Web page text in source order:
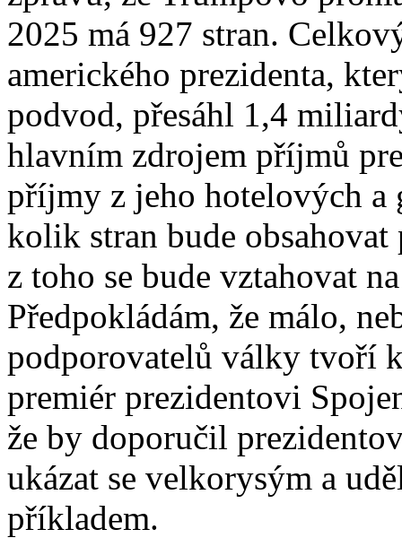
2025 má 927 stran.
amerického prezidenta,
podvod, přesáhl 1,4
hlavním zdrojem příjmů
příjmy z jeho hotelových a
kolik stran bude
z toho se bude vztahovat
Předpokládám, že málo,
podporovatelů války tvoří
premiér prezidentovi
že by doporučil
ukázat se velkorysým a
příkladem.